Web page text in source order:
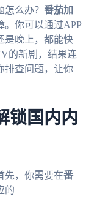
么办？ 番茄加
。你可以通过APP
是晚上，都能快
的新剧，结果连
排查问题，让你
锁国内内
先，你需要在番
的